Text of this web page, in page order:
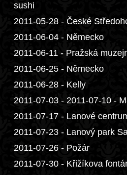
sushi
2011-05-28 - České
2011-06-04 - Německo
2011-06-11 - Pražská
2011-06-25 - Německo
2011-06-28 - Kelly
2011-07-03 - 2011-07-10 -
2011-07-17 - Lanové
2011-07-23 - Lanový park
2011-07-26 - Požár
2011-07-30 - Křižíkova